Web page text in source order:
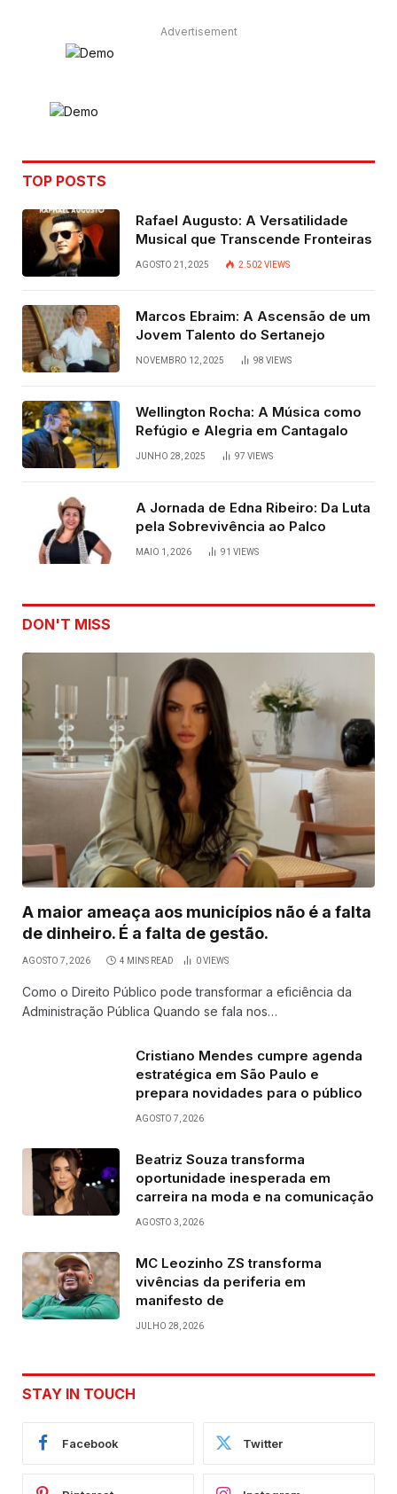
Advertisement
TOP POSTS
Rafael Augusto: A Versatilidade
Musical que Transcende Fronteiras
AGOSTO 21, 2025 2.502 VIEWS
Marcos Ebraim: A Ascensão de um
Jovem Talento do Sertanejo
NOVEMBRO 12, 2025 98 VIEWS
Wellington Rocha: A Música como
Refúgio e Alegria em Cantagalo
JUNHO 28, 2025 97 VIEWS
A Jornada de Edna Ribeiro: Da Luta
pela Sobrevivência ao Palco
MAIO 1, 2026 91 VIEWS
DON'T MISS
A maior ameaça aos municípios não é a falta
de dinheiro. É a falta de gestão.
AGOSTO 7, 2026 4 MINS READ 0VIEWS
Como o Direito Público pode transformar a eficiência da
Administração Pública Quando se fala nos…
Cristiano Mendes cumpre agenda
estratégica em São Paulo e
prepara novidades para o público
AGOSTO 7, 2026
Beatriz Souza transforma
oportunidade inesperada em
carreira na moda e na comunicação
AGOSTO 3, 2026
MC Leozinho ZS transforma
vivências da periferia em
manifesto de
JULHO 28, 2026
STAY IN TOUCH
Facebook Twitter